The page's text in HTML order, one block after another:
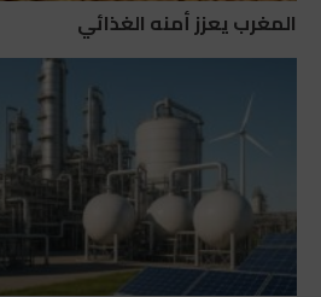
المغرب يعزز أمنه الغذائي